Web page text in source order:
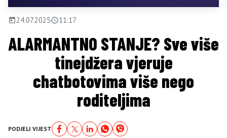
24.07.2025 11:17
ALARMANTNO STANJE? Sve više
tinejdžera vjeruje
chatbotovima više nego
roditeljima
PODJELI VIJEST